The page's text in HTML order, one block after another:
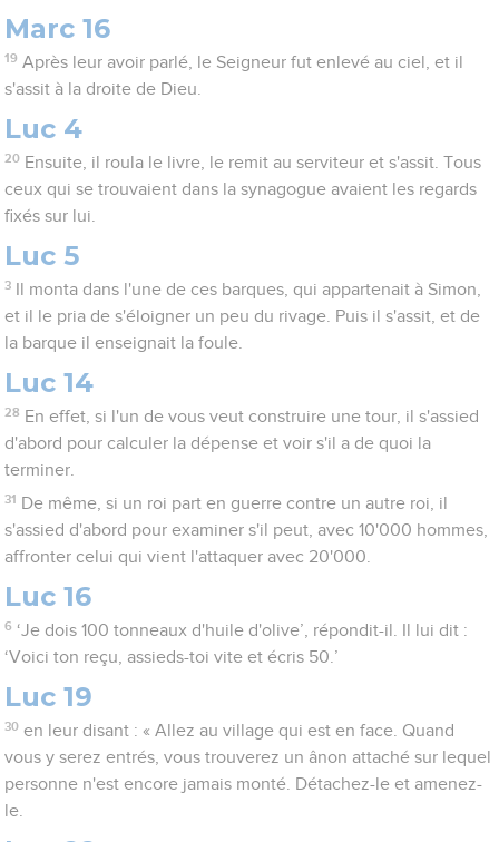
Marc 16
19 Après leur avoir parlé, le Seigneur fut enlevé au ciel, et il
s'assit à la droite de Dieu.
Luc 4
20 Ensuite, il roula le livre, le remit au serviteur et s'assit. Tous
ceux qui se trouvaient dans la synagogue avaient les regards
fixés sur lui.
Luc 5
3
Il monta dans l'une de ces barques, qui appartenait à Simon,
et il le pria de s'éloigner un peu du rivage. Puis il s'assit, et de
la barque il enseignait la foule.
Luc 14
28 En effet, si l'un de vous veut construire une tour, il s'assied
d'abord pour calculer la dépense et voir s'il a de quoi la
terminer.
31 De même, si un roi part en guerre contre un autre roi, il
s'assied d'abord pour examiner s'il peut, avec 10'000 hommes,
affronter celui qui vient l'attaquer avec 20'000.
Luc 16
6 ‘Je dois 100 tonneaux d'huile d'olive’, répondit-il. Il lui dit :
‘Voici ton reçu, assieds-toi vite et écris 50.’
Luc 19
30 en leur disant : « Allez au village qui est en face. Quand
vous y serez entrés, vous trouverez un ânon attaché sur lequel
personne n'est encore jamais monté. Détachez-le et amenez-
le.